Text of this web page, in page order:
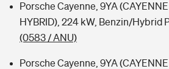
Porsche Cayenne, 9YA
HYBRID), 224 kW, Benzin/Hybrid
(0583 / ANU)
Porsche Cayenne, 9YA